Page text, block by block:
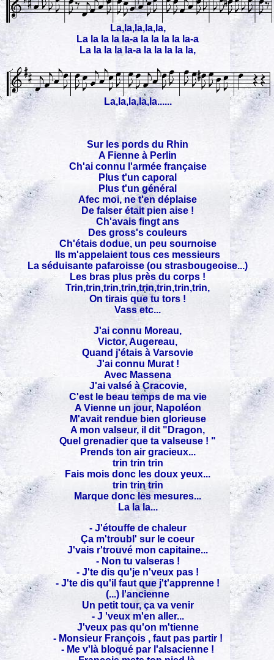
La,la,la,la,la,
La la la la la-a la la la la la-a
La la la la la-a la la la la la,
La,la,la,la,la......
Sur les pords du Rhin
A Fienne à Perlin
Ch'ai connu l'armée française
Plus t'un caporal
Plus t'un général
Afec moi, ne t'en déplaise
De falser était pien aise !
Ch'avais fingt ans
Des gross's couleurs
Ch'étais dodue, un peu sournoise
Ils m'appelaient tous ces messieurs
La séduisante pafaroisse (ou strasbougeoise...)
Les bras plus près du corps !
Trin,trin,trin,trin,trin,trin,trin,trin,
On tirais que tu tors !
Vass etc...
J'ai connu Moreau,
Victor, Augereau,
Quand j'étais à Varsovie
J'ai connu Murat !
Avec Massena
J'ai valsé à Cracovie,
C'est le beau temps de ma vie
A Vienne un jour, Napoléon
M'avait rendue bien glorieuse
A mon valseur, il dit "Dragon,
Quel grenadier que ta valseuse ! "
Prends ton air gracieux...
trin trin trin
Fais mois donc les doux yeux...
trin trin trin
Marque donc les mesures...
La la la...
- J'étouffe de chaleur
Ça m'troubl' sur le coeur
J'vais r'trouvé mon capitaine...
- Non tu valseras !
- J'te dis qu'je n'veux pas !
- J'te dis qu'il faut que j't'apprenne !
(...) l'ancienne
Un petit tour, ça va venir
- J 'veux m'en aller...
J'veux pas qu'on m'tienne
- Monsieur François , faut pas partir !
- Me v'là bloqué par l'alsacienne !